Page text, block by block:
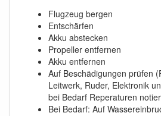
Flugzeug bergen
Entschärfen
Akku abstecken
Propeller entfernen
Akku entfernen
Auf Beschädigungen prüfen
Leitwerk, Ruder, Elektronik
bei Bedarf Reperaturen
Bei Bedarf: Auf